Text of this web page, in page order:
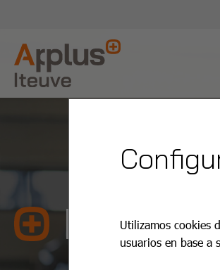
ITVUtilizamos cookies
usuarios en base a